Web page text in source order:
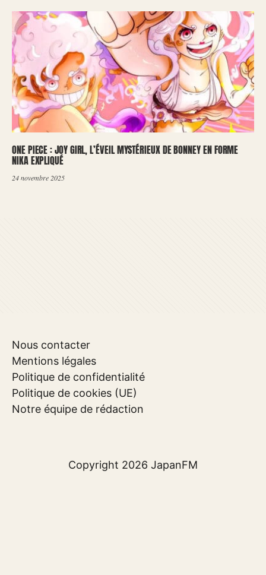
ONE PIECE : JOY GIRL, L’ÉVEIL MYSTÉRIEUX DE BONNEY EN FORME
NIKA EXPLIQUÉ
24 novembre 2025
Nous contacter
Mentions légales
Politique de confidentialité
Politique de cookies (UE)
Notre équipe de rédaction
Copyright 2026 JapanFM